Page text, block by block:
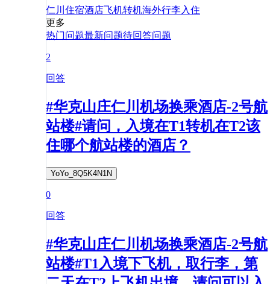
仁川 住宿酒店飞机转机海外行李入住
更多
热门问题最新问题待回答问题
2
回答
#华克山庄仁川机场换乘酒店-2号航
站楼#请问，入境在T1转机在T2该
住哪个航站楼的酒店？
YoYo_8Q5K4N1N
0
回答
#华克山庄仁川机场换乘酒店-2号航
站楼#T1入境下飞机，取行李，第